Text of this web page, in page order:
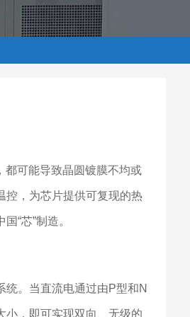
都可能导致晶圆镀膜不均或
控，为芯片提供可复现的热
“芯”制造。
统。当直流电通过由P型和N
小，即可实现双向、无级的